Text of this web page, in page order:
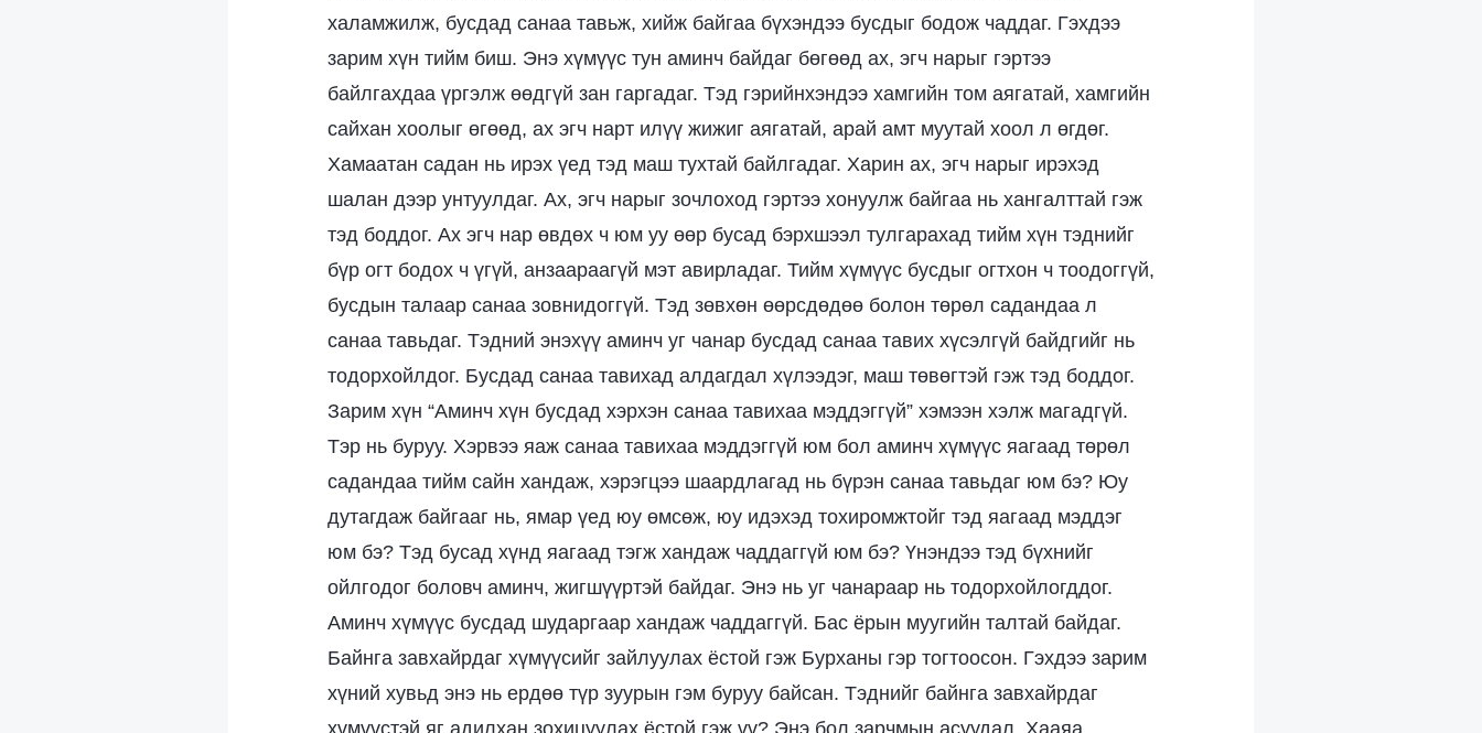
халамжилж, бусдад санаа тавьж, хийж байгаа бүхэндээ бусдыг бодож чаддаг. Гэхдээ
зарим хүн тийм биш. Энэ хүмүүс тун аминч байдаг бөгөөд ах, эгч нарыг гэртээ
байлгахдаа үргэлж өөдгүй зан гаргадаг. Тэд гэрийнхэндээ хамгийн том аягатай, хамгийн
сайхан хоолыг өгөөд, ах эгч нарт илүү жижиг аягатай, арай амт муутай хоол л өгдөг.
Хамаатан садан нь ирэх үед тэд маш тухтай байлгадаг. Харин ах, эгч нарыг ирэхэд
шалан дээр унтуулдаг. Ах, эгч нарыг зочлоход гэртээ хонуулж байгаа нь хангалттай гэж
тэд боддог. Ах эгч нар өвдөх ч юм уу өөр бусад бэрхшээл тулгарахад тийм хүн тэднийг
бүр огт бодох ч үгүй, анзаараагүй мэт авирладаг. Тийм хүмүүс бусдыг огтхон ч тоодоггүй,
бусдын талаар санаа зовнидоггүй. Тэд зөвхөн өөрсдөдөө болон төрөл садандаа л
санаа тавьдаг. Тэдний энэхүү аминч уг чанар бусдад санаа тавих хүсэлгүй байдгийг нь
тодорхойлдог. Бусдад санаа тавихад алдагдал хүлээдэг, маш төвөгтэй гэж тэд боддог.
Зарим хүн “Аминч хүн бусдад хэрхэн санаа тавихаа мэддэггүй” хэмээн хэлж магадгүй.
Тэр нь буруу. Хэрвээ яаж санаа тавихаа мэддэггүй юм бол аминч хүмүүс яагаад төрөл
садандаа тийм сайн хандаж, хэрэгцээ шаардлагад нь бүрэн санаа тавьдаг юм бэ? Юу
дутагдаж байгааг нь, ямар үед юу өмсөж, юу идэхэд тохиромжтойг тэд яагаад мэддэг
юм бэ? Тэд бусад хүнд яагаад тэгж хандаж чаддаггүй юм бэ? Үнэндээ тэд бүхнийг
ойлгодог боловч аминч, жигшүүртэй байдаг. Энэ нь уг чанараар нь тодорхойлогддог.
Аминч хүмүүс бусдад шударгаар хандаж чаддаггүй. Бас ёрын муугийн талтай байдаг.
Байнга завхайрдаг хүмүүсийг зайлуулах ёстой гэж Бурханы гэр тогтоосон. Гэхдээ зарим
хүний хувьд энэ нь ердөө түр зуурын гэм буруу байсан. Тэднийг байнга завхайрдаг
хүмүүстэй яг адилхан зохицуулах ёстой гэж үү? Энэ бол зарчмын асуудал. Хааяа